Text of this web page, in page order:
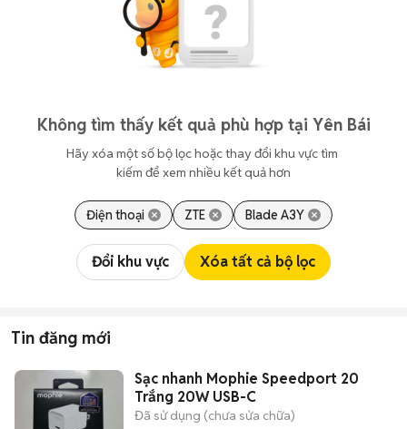
Không tìm thấy kết quả phù hợp tại Yên Bái
Hãy xóa một số bộ lọc hoặc thay đổi khu vực tìm
kiếm để xem nhiều kết quả hơn
Điện thoại ZTE Blade A3Y
Đổi khu vực Xóa tất cả bộ lọc
Tin đăng mới
Sạc nhanh Mophie Speedport 20
Trắng 20W USB-C
Đã sử dụng (chưa sửa chữa)